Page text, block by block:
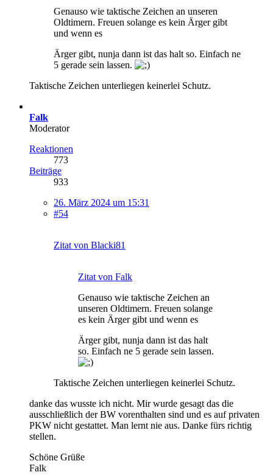
Genauso wie taktische Zeichen an unseren
Oldtimern. Freuen solange es kein Ärger gibt
und wenn es
Ärger gibt, nunja dann ist das halt so. Einfach ne
5 gerade sein lassen.
Taktische Zeichen unterliegen keinerlei Schutz.
Falk
Moderator
Reaktionen
773
Beiträge
933
26. März 2024 um 15:31
#54
Zitat von Blacki81
Zitat von Falk
Genauso wie taktische Zeichen an
unseren Oldtimern. Freuen solange
es kein Ärger gibt und wenn es
Ärger gibt, nunja dann ist das halt
so. Einfach ne 5 gerade sein lassen.
Taktische Zeichen unterliegen keinerlei Schutz.
danke das wusste ich nicht. Mir wurde gesagt das die
ausschließlich der BW vorenthalten sind und es auf privaten
PKW nicht gestattet. Man lernt nie aus. Danke fürs richtig
stellen.
Schöne Grüße
Falk